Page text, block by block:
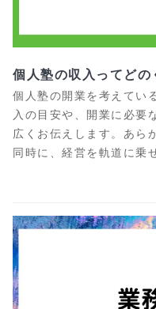
個人塾の収入ってど
個人塾の開業を考えてい
入の目安や、開業に必要
広くお伝えします。あら
同時に、経営を軌道に乗